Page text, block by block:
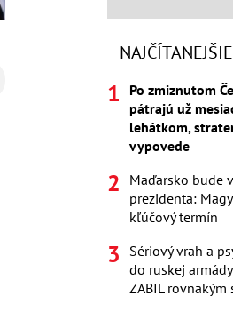
NAJČÍTANEJŠIE
Po zmiznutom
pátrajú už
lehátkom,
vypovede
Maďarsko bude
prezidenta:
kľúčový termín
Sériový vrah a
do ruskej
ZABIL rovnakým